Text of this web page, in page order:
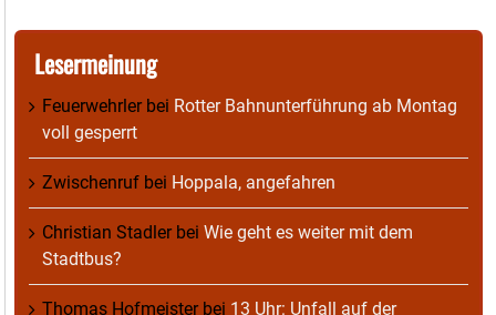
Lesermeinung
Feuerwehrlerbei Rotter Bahnunterführung ab Montag
voll gesperrt
Zwischenruf bei Hoppala, angefahren
Christian Stadlerbei Wie geht es weiter mit dem
Stadtbus?
Thomas Hofmeisterbei 13 Uhr: Unfall auf der